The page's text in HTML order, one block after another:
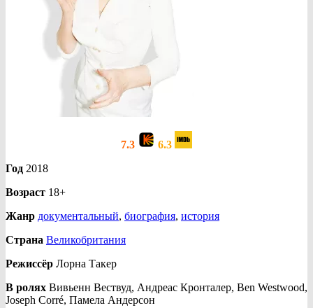
7.3
6.3
Год 2018
Возраст 18+
Жанр документальный, биография, история
Страна Великобритания
Режиссёр Лорна Такер
В ролях Вивьенн Вествуд, Андреас Кронталер, Ben Westwood,
Joseph Corré, Памела Андерсон